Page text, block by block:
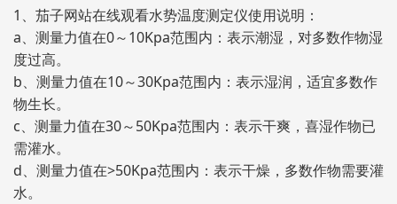
1、茄子网站在线观看水势温度测定仪使用说明：
a、测量力值在0～10Kpa范围内：表示潮湿，对多数作物湿
度过高。
b、测量力值在10～30Kpa范围内：表示湿润，适宜多数作
物生长。
c、测量力值在30～50Kpa范围内：表示干爽，喜湿作物已
需灌水。
d、测量力值在>50Kpa范围内：表示干燥，多数作物需要灌
水。